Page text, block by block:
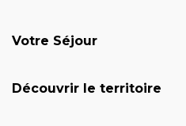
Votre Séjour
Découvrir le territoire